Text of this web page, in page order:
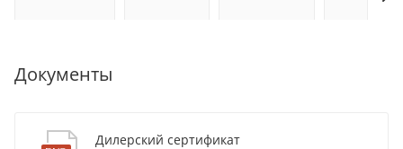
Документы
Дилерский сертификат